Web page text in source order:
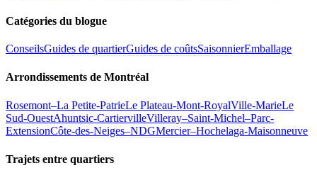
Catégories du blogue
ConseilsGuides de quartierGuides de coûtsSaisonnierEmballage
Arrondissements de Montréal
Rosemont–La Petite-PatrieLe Plateau-Mont-RoyalVille-MarieLe
Sud-OuestAhuntsic-CartiervilleVilleray–Saint-Michel–Parc-
ExtensionCôte-des-Neiges–NDGMercier–Hochelaga-Maisonneuve
Trajets entre quartiers